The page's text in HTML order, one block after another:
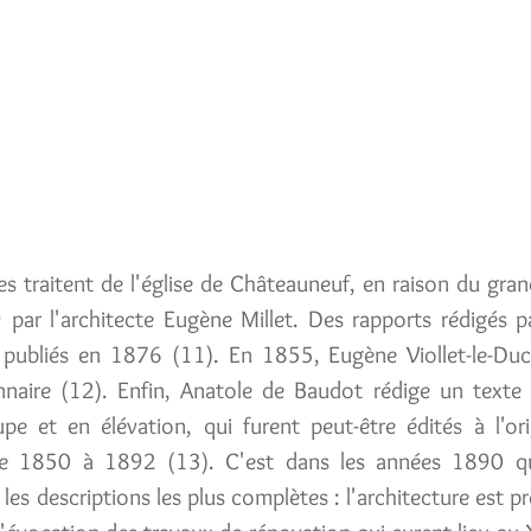
traitent de l'église de Châteauneuf, en raison du
l'architecte Eugène Millet. Des rapports rédigés
en 1876 (11). En 1855, Eugène Viollet-le-
(12). Enfin, Anatole de Baudot rédige un texte
et en élévation, qui furent peut-être édités à
1850 à 1892 (13). C'est dans les années 1890
descriptions les plus complètes : l'architecture est